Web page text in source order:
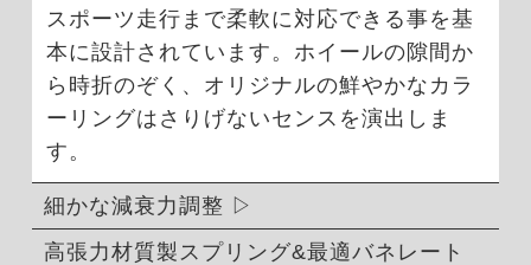
スポーツ走行まで柔軟に対応できる事を基
本に設計されています。ホイールの隙間か
ら時折のぞく、オリジナルの鮮やかなカラ
ーリングはさりげないセンスを演出しま
す。
細かな減衰力調整
高張力材質製スプリング&最適バネレート